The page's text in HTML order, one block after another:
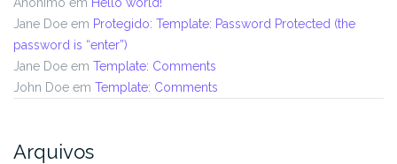
Jane Doe em Protegido: Template: Password Protected (the
password is “enter”)
Jane Doe em Template: Comments
John Doe em Template: Comments
Arquivos